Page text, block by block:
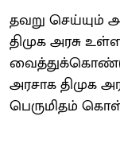
தவறு செய்யும்
திமுக அரசு
அரசாக திமுக
பெருமிதம்